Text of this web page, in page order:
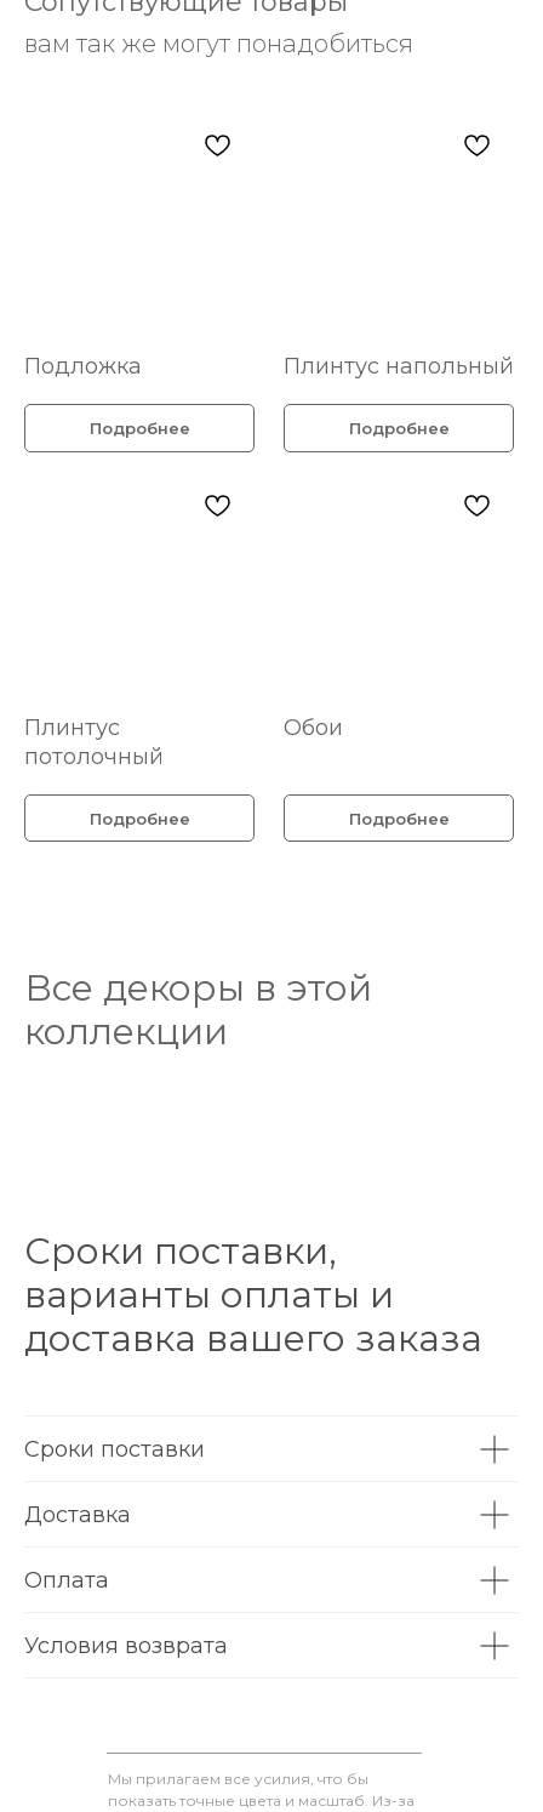
вам так же могут понадобиться
Подложка
Подробнее
Плинтус напольный
Подробнее
Плинтус
потолочный
Подробнее
Обои
Подробнее
Все декоры в этой
коллекции
Сроки поставки,
варианты оплаты и
доставка вашего заказа
Сроки поставки
Доставка
Оплата
Условия возврата
Мы прилагаем все усилия, что бы
показать точные цвета и масштаб. Из-за